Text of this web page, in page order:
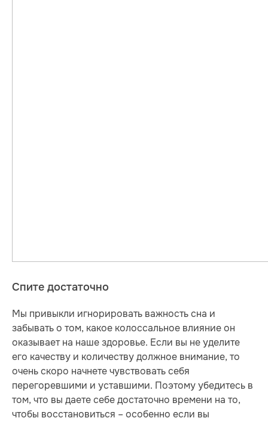
Спите достаточно
Мы привыкли игнорировать важность сна и
забывать о том, какое колоссальное влияние он
оказывает на наше здоровье. Если вы не уделите
его качеству и количеству должное внимание, то
очень скоро начнете чувствовать себя
перегоревшими и уставшими. Поэтому убедитесь в
том, что вы даете себе достаточно времени на то,
чтобы восстановиться – особенно если вы